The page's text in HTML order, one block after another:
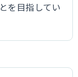
を目指してい